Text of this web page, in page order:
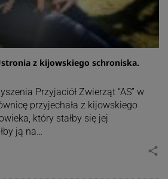
z kijowskiego schroniska.
Przyjaciół Zwierząt “AS” w
przyjechała z kijowskiego
który stałby się jej
ją na…
share